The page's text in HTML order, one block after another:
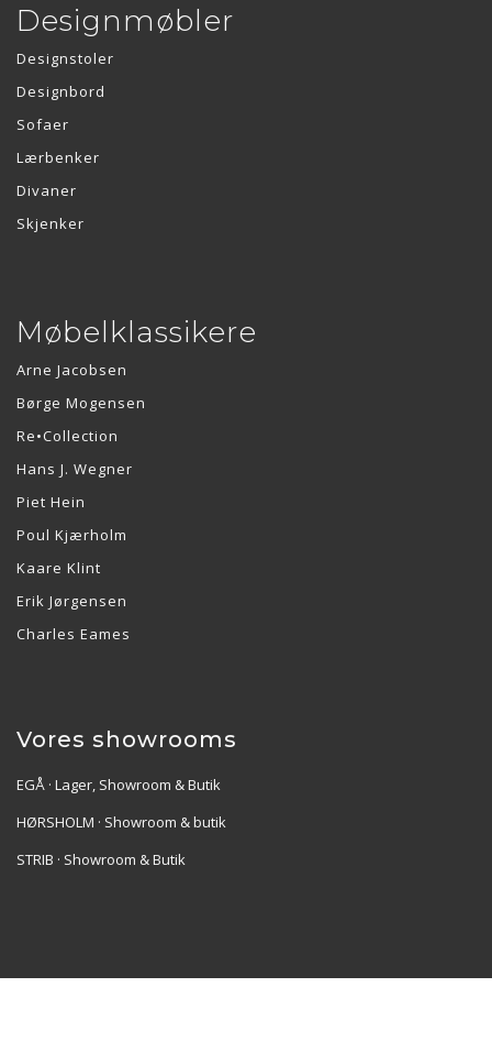
Designmøbler
Designstoler
Designbord
Sofaer
Lærbenker
Divaner
Skjenker
Møbelklassikere
Arne Jacobsen
Børge Mogensen
Re•Collection
Hans J. Wegner
Piet Hein
Poul Kjærholm
Kaare Klint
Erik Jørgensen
Charles Eames
Vores showrooms
EGÅ · Lager, Showroom & Butik
HØRSHOLM · Showroom & butik
STRIB · Showroom & Butik